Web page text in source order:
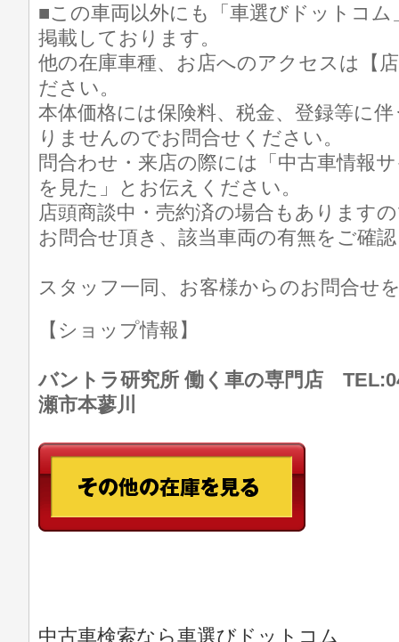
■この車両以外にも「車選びドットコ
掲載しております。
他の在庫車種、お店へのアクセスは【
ださい。
本体価格には保険料、税金、登録等に
りませんのでお問合せください。
問合わせ・来店の際には「中古車情報
を見た」とお伝えください。
店頭商談中・売約済の場合もあります
お問合せ頂き、該当車両の有無をご確
スタッフ一同、お客様からのお問合せ
【ショップ情報】
バントラ研究所 働く車の専門店
瀬市本蓼川
中古車検索なら車選びドットコム